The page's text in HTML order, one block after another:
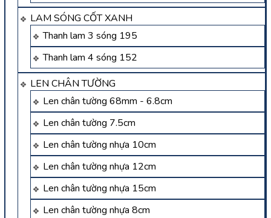
LAM SÓNG CỐT XANH
Thanh lam 3 sóng 195
Thanh lam 4 sóng 152
LEN CHÂN TƯỜNG
Len chân tường 68mm - 6.8cm
Len chân tường 7.5cm
Len chân tường nhựa 10cm
Len chân tường nhựa 12cm
Len chân tường nhựa 15cm
Len chân tường nhựa 8cm